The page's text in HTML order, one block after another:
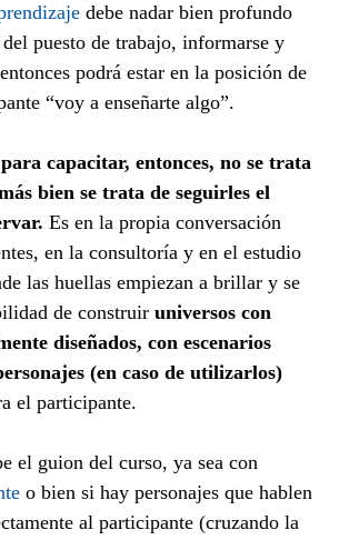
debe nadar bien profundo
puesto de trabajo, informarse y
podrá estar en la posición de
“voy a enseñarte algo”.
capacitar, entonces, no se trata
bien se trata de seguirles el
Es en la propia conversación
en la consultoría y en el estudio
las huellas empiezan a brillar y se
de construiruniversos con
diseñados, con escenarios
(en caso de utilizarlos)
el participante.
el guion del curso, ya sea con
o bien si hay personajes que hablen
al participante (cruzando la